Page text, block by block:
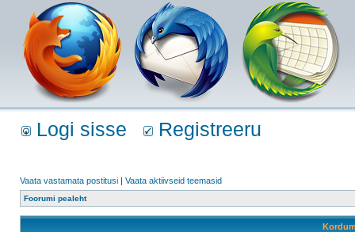
Logi sisse Registreeru
Vaata vastamata postitusi | Vaata aktiivseid teemasid
Foorumi pealeht